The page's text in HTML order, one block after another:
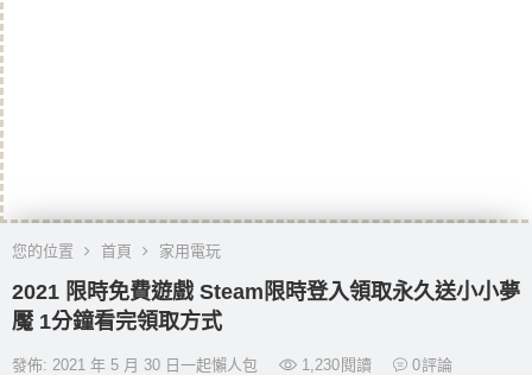
您的位置 首頁 家用電玩
2021 限時免費遊戲 Steam限時登入領取永久送小小夢
魘 1分鐘看完領取方式
發佈: 2021 年 5 月 30 日一起懶人包 1,230 閱讀 0評論